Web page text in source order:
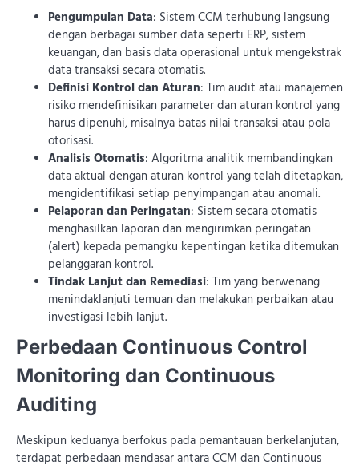
Pengumpulan Data: Sistem CCM terhubung langsung
dengan berbagai sumber data seperti ERP, sistem
keuangan, dan basis data operasional untuk mengekstrak
data transaksi secara otomatis.
Definisi Kontrol dan Aturan: Tim audit atau manajemen
risiko mendefinisikan parameter dan aturan kontrol yang
harus dipenuhi, misalnya batas nilai transaksi atau pola
otorisasi.
Analisis Otomatis: Algoritma analitik membandingkan
data aktual dengan aturan kontrol yang telah ditetapkan,
mengidentifikasi setiap penyimpangan atau anomali.
Pelaporan dan Peringatan: Sistem secara otomatis
menghasilkan laporan dan mengirimkan peringatan
(alert) kepada pemangku kepentingan ketika ditemukan
pelanggaran kontrol.
Tindak Lanjut dan Remediasi: Tim yang berwenang
menindaklanjuti temuan dan melakukan perbaikan atau
investigasi lebih lanjut.
Perbedaan Continuous Control
Monitoring dan Continuous
Auditing
Meskipun keduanya berfokus pada pemantauan berkelanjutan,
terdapat perbedaan mendasar antara CCM dan Continuous